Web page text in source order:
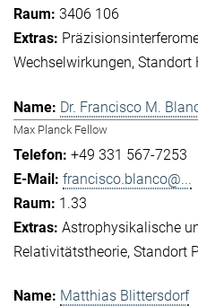
3406 106
Wechselwirkungen Standort
Dr. Francisco M.
Max Planck Fellow
+49 331 567-7253
francisco.blanco@...
1.33
Astrophysikalische
Relativitätstheorie Standort
Matthias Blittersdorf